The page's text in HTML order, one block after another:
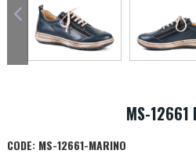
MS-12661
CODE:MS-12661-MARINO